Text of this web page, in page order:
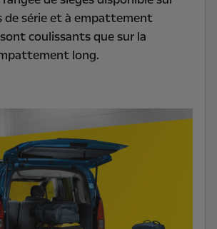
de série et à empattement
coulissants que sur la
long.